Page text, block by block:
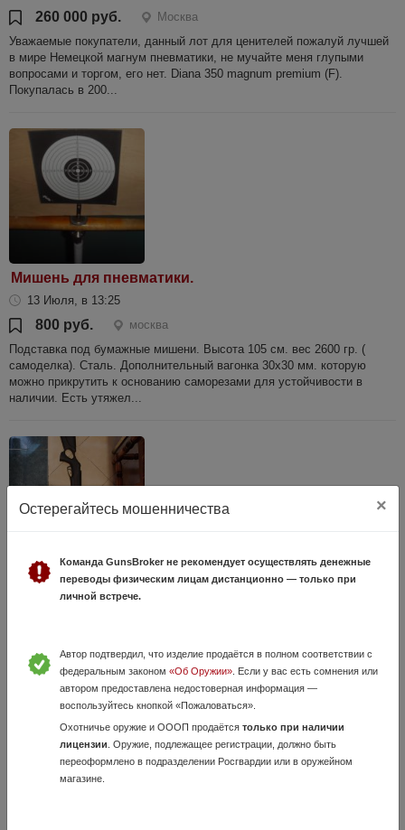
260 000 руб.
Москва
Уважаемые покупатели, данный лот для ценителей пожалуй лучшей
в мире Немецкой магнум пневматики, не мучайте меня глупыми
вопросами и торгом, его нет. Diana 350 magnum premium (F).
Покупалась в 200...
Мишень для пневматики.
13 Июля, в 13:25
800 руб.
москва
Подставка под бумажные мишени. Высота 105 см. вес 2600 гр. (
самоделка). Сталь. Дополнительный вагонка 30х30 мм. которую
можно прикрутить к основанию саморезами для устойчивости в
наличии. Есть утяжел...
Kral smersh r5 6 35
Состояние хорошее, ГП 170атм 3дж ! Настрел маленький.
Остерегайтесь мошенничества ×
Команда GunsBroker не рекомендует осуществлять денежные
переводы физическим лицам дистанционно — только при
личной встрече.
Автор подтвердил, что изделие продаётся в полном соответствии с
федеральным законом «Об Оружии». Если у вас есть сомнения или
автором предоставлена недостоверная информация —
воспользуйтесь кнопкой «Пожаловаться».
Охотничье оружие и ОООП продаётся только при наличии
лицензии . Оружие, подлежащее регистрации, должно быть
переоформлено в подразделении Росгвардии или в оружейном
магазине.